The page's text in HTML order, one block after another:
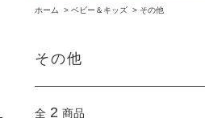
ホーム > ベビー＆キッズ > その他
その他
全 2 商品